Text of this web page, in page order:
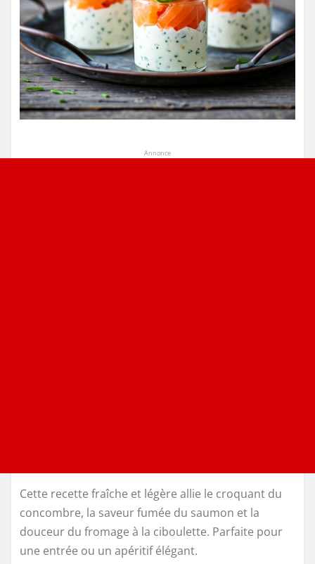
Annonce
Cette recette fraîche et légère allie le croquant du
concombre, la saveur fumée du saumon et la
douceur du fromage à la ciboulette. Parfaite pour
une entrée ou un apéritif élégant.